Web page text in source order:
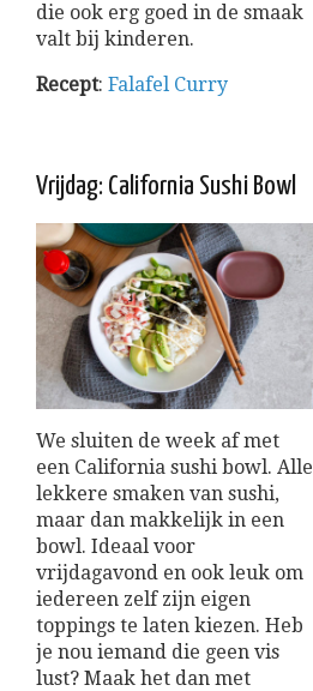
die ook erg goed in de smaak
valt bij kinderen.
Recept: Falafel Curry
Vrijdag: California Sushi Bowl
We sluiten de week af met
een California sushi bowl. Alle
lekkere smaken van sushi,
maar dan makkelijk in een
bowl. Ideaal voor
vrijdagavond en ook leuk om
iedereen zelf zijn eigen
toppings te laten kiezen. Heb
je nou iemand die geen vis
lust? Maak het dan met